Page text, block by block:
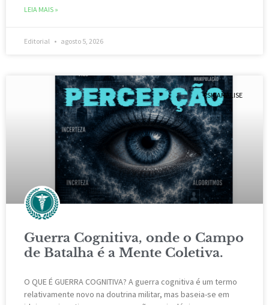
LEIA MAIS »
Editorial agosto 5, 2026
PSICANÁLISE
Guerra Cognitiva, onde o Campo
de Batalha é a Mente Coletiva.
O QUE É GUERRA COGNITIVA? A guerra cognitiva é um termo
relativamente novo na doutrina militar, mas baseia-se em